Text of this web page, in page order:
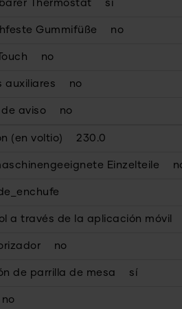
Thermostat sí
Gummifüße no
no
auxiliares no
de aviso no
(en voltio) 230.0
Einzelteile
a través de la aplicación móvil
no
de parrilla de mesa sí
no